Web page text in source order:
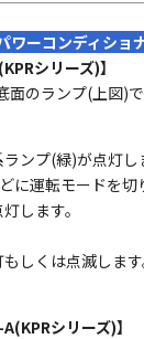
ワーコンディショ
シリーズ)】
のランプ(上図)
ンプ(緑)が点灯し
に運転モードを切
します。
しくは点滅します
シリーズ)】